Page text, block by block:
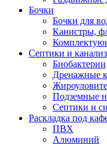
Бочки
Бочки для
Канистры,
Септики и
Биобактерии
Дренажные
Подземные
Септики и
Раскладка под
ПВХ
Алюминий